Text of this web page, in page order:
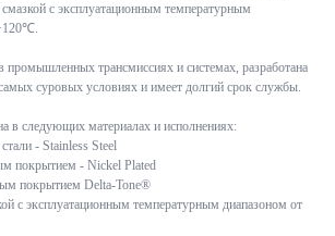
смазкой с эксплуатационным температурным
трансмиссиях и системах, разработана
суровых условиях и имеет долгий срок службы.
в следующих материалах и исполнениях:
- Stainless Steel
покрытием - Nickel Plated
покрытием Delta-Tone®
с эксплуатационным температурным диапазоном от